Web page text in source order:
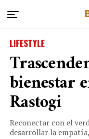
LIFESTYLE
bienestar
Rastogi
Reconectar con el
desarrollar la